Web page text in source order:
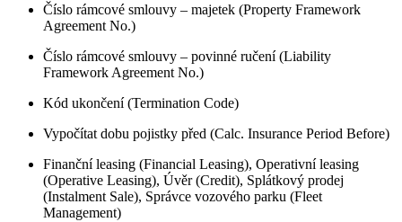
Číslo rámcové smlouvy – majetek (Property Framework
Agreement No.)
Číslo rámcové smlouvy – povinné ručení (Liability
Framework Agreement No.)
Kód ukončení (Termination Code)
Vypočítat dobu pojistky před (Calc. Insurance Period Before)
Finanční leasing (Financial Leasing), Operativní leasing
(Operative Leasing), Úvěr (Credit), Splátkový prodej
(Instalment Sale), Správce vozového parku (Fleet
Management)